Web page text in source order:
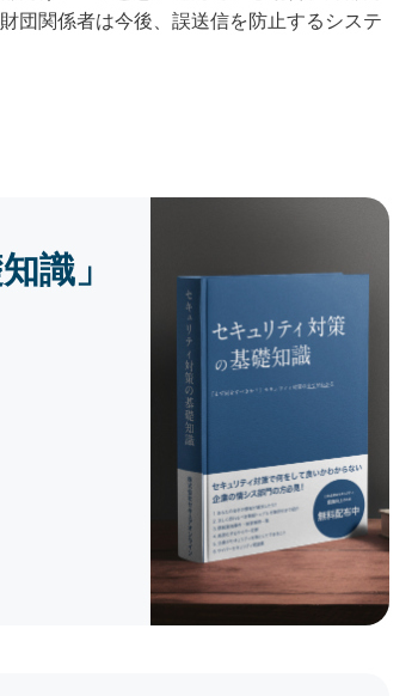
団関係者は今後、誤送信を防止するシステ
識」